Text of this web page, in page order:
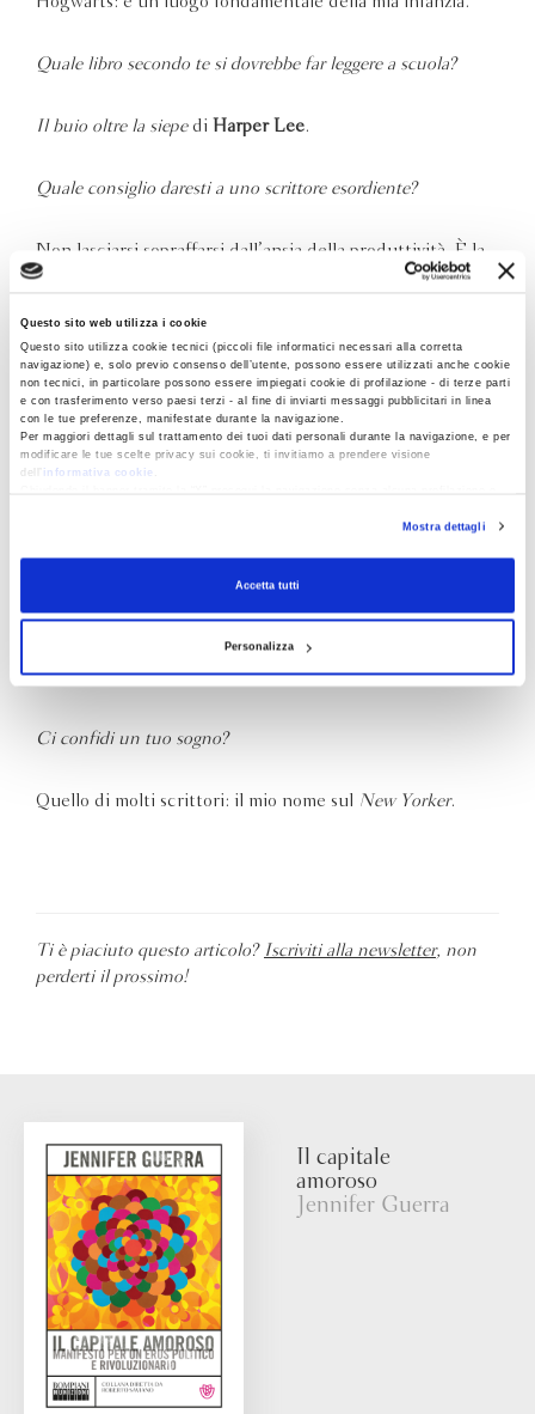
Questo sito web utilizza i cookie
Questo sito utilizza cookie tecnici (piccoli file informatici necessari alla corretta
navigazione) e, solo previo consenso dell’utente, possono essere utilizzati anche cookie
non tecnici, in particolare possono essere impiegati cookie di profilazione - di terze parti
e con trasferimento verso paesi terzi - al fine di inviarti messaggi pubblicitari in linea
con le tue preferenze, manifestate durante la navigazione.
Per maggiori dettagli sul trattamento dei tuoi dati personali durante la navigazione, e per
modificare le tue scelte privacy sui cookie, ti invitiamo a prendere visione
dell’
informativa cookie
RevocaMostra dettagli
Accetta tutti
Personalizza
Quale libro secondo te si dovrebbe far leggere a scuola?
Il buio oltre la siepedi Harper Lee.
Quale consiglio daresti a uno scrittore esordiente?
Non lasciarsi sopraffarsi dall’ansia della produttività. È la
peggior nemica della lucidità.
Facebook, Twitter, Instagram, o sei per il silenzio-social?
Uso Instagram, ma con parsimonia.
Un aggettivo per il tuo carattere e un carattere di stampa che
Copertina rigida o brossura?
Brossura.
Ci confidi un tuo sogno?
Quello di molti scrittori: il mio nome sul New Yorker.
Ti è piaciuto questo articolo? Iscriviti alla newsletter, non
perderti il prossimo!
Il capitale
amoroso
Jennifer Guerra